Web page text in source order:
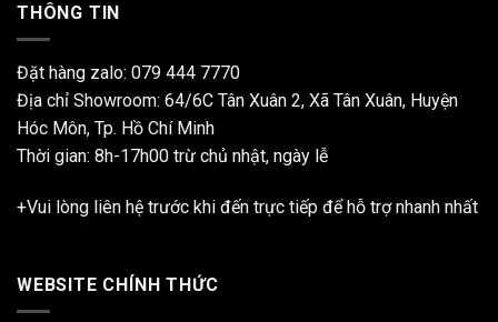
THÔNG TIN
Đặt hàng zalo: 079 444 7770
Địa chỉ Showroom: 64/6C Tân Xuân 2, Xã Tân Xuân, Huyện
Hóc Môn, Tp. Hồ Chí Minh
Thời gian: 8h-17h00 trừ chủ nhật, ngày lễ
+Vui lòng liên hệ trước khi đến trực tiếp để hỗ trợ nhanh nhất
WEBSITE CHÍNH THỨC